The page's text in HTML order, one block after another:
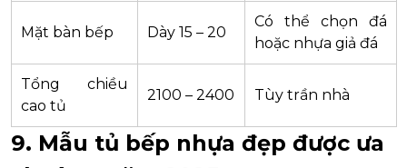
Mặt bàn bếp Dày 15 – 20
Có thể chọn đá
hoặc nhựa giả đá
Tổng chiều
cao tủ
2100 – 2400 Tùy trần nhà
9. Mẫu tủ bếp nhựa đẹp được ưa